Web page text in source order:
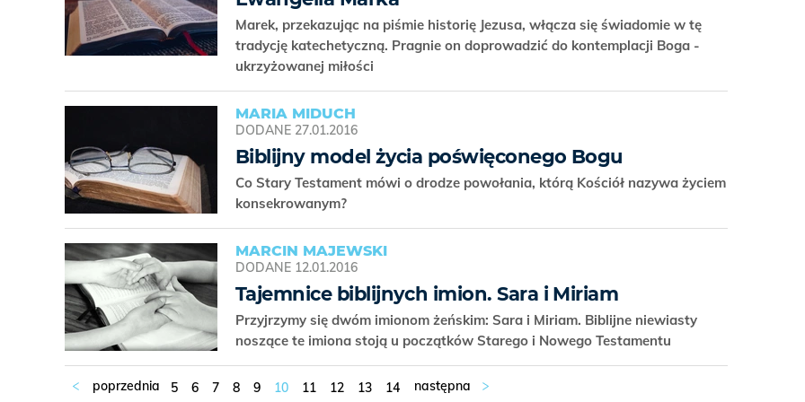
Marek, przekazując na piśmie historię Jezusa, włącza się świadomie w tę
tradycję katechetyczną. Pragnie on doprowadzić do kontemplacji Boga -
ukrzyżowanej miłości
MARIA MIDUCH
DODANE 27.01.2016
Biblijny model życia poświęconego Bogu
Co Stary Testament mówi o drodze powołania, którą Kościół nazywa życiem
konsekrowanym?
MARCIN MAJEWSKI
DODANE 12.01.2016
Tajemnice biblijnych imion. Sara i Miriam
Przyjrzymy się dwóm imionom żeńskim: Sara i Miriam. Biblijne niewiasty
noszące te imiona stoją u początków Starego i Nowego Testamentu
5 6 7 8 9 10 11 12 13 14